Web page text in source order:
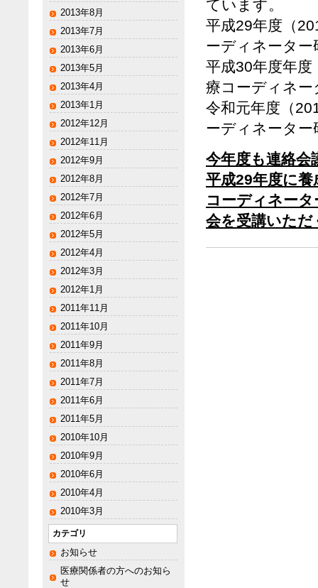
ています。
平成29年度（
ーディネーター
平成30年度年度
療コーディネー
令和元年度（
ーディネーター
今年度も連絡会
平成29年度に
コーディネー
会を受講いた
2013年8月
2013年7月
2013年6月
2013年5月
2013年4月
2013年1月
2012年12月
2012年11月
2012年9月
2012年8月
2012年7月
2012年6月
2012年5月
2012年4月
2012年3月
2012年1月
2011年11月
2011年10月
2011年9月
2011年8月
2011年7月
2011年6月
2011年5月
2010年10月
2010年9月
2010年6月
2010年4月
2010年3月
カテゴリ
お知らせ
医療関係者の方へのお知ら
せ